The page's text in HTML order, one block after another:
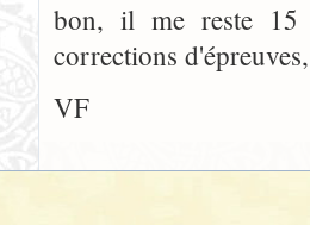
bon, il me reste 15
corrections
VF